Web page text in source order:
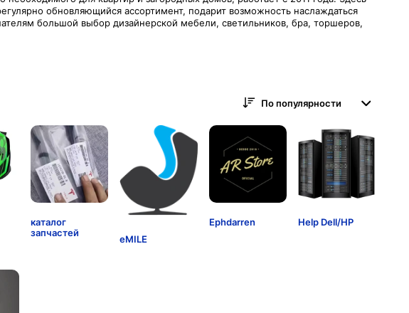
обновляющийся ассортимент, подарит возможность наслаждаться
большой выбор дизайнерской мебели, светильников, бра, торшеров,
По популярности
каталог
запчастей
eMILE
Ephdarren Help Dell/HP